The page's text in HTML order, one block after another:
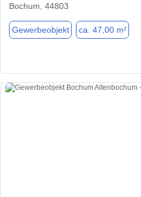
Bochum, 44803
Gewerbeobjekt ca. 47,00 m²